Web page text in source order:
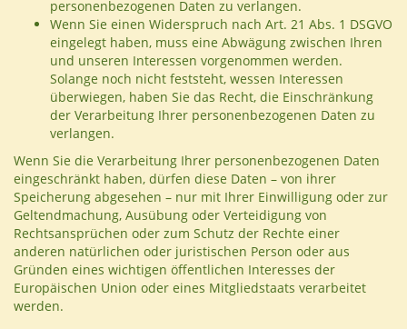
personenbezogenen Daten zu verlangen.
Wenn Sie einen Widerspruch nach Art. 21 Abs. 1 DSGVO
eingelegt haben, muss eine Abwägung zwischen Ihren
und unseren Interessen vorgenommen werden.
Solange noch nicht feststeht, wessen Interessen
überwiegen, haben Sie das Recht, die Einschränkung
der Verarbeitung Ihrer personenbezogenen Daten zu
verlangen.
Wenn Sie die Verarbeitung Ihrer personenbezogenen Daten
eingeschränkt haben, dürfen diese Daten – von ihrer
Speicherung abgesehen – nur mit Ihrer Einwilligung oder zur
Geltendmachung, Ausübung oder Verteidigung von
Rechtsansprüchen oder zum Schutz der Rechte einer
anderen natürlichen oder juristischen Person oder aus
Gründen eines wichtigen öffentlichen Interesses der
Europäischen Union oder eines Mitgliedstaats verarbeitet
werden.